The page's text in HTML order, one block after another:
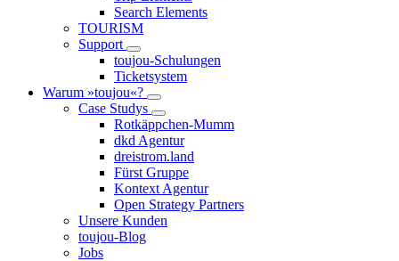
Search Elements
TOURISM
Support
toujou-Schulungen
Ticketsystem
Warum »toujou«?
Case Studys
Rotkäppchen-Mumm
dkd Agentur
dreistrom.land
Fürst Gruppe
Kontext Agentur
Open Strategy Partners
Unsere Kunden
toujou-Blog
Jobs